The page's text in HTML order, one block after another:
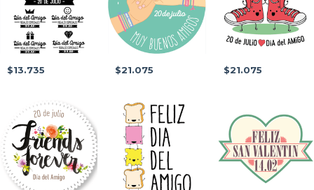
$13.735 $21.075 $21.075